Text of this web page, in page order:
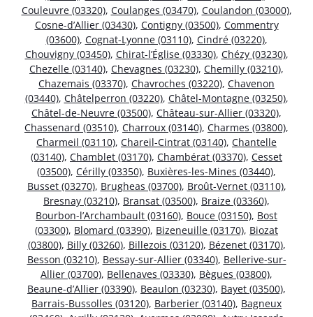
Couleuvre (03320), Coulanges (03470), Coulandon (03000),
Cosne-d’Allier (03430), Contigny (03500), Commentry
(03600), Cognat-Lyonne (03110), Cindré (03220),
Chouvigny (03450), Chirat-l’Église (03330), Chézy (03230),
Chezelle (03140), Chevagnes (03230), Chemilly (03210),
Chazemais (03370), Chavroches (03220), Chavenon
(03440), Châtelperron (03220), Châtel-Montagne (03250),
Châtel-de-Neuvre (03500), Château-sur-Allier (03320),
Chassenard (03510), Charroux (03140), Charmes (03800),
Charmeil (03110), Chareil-Cintrat (03140), Chantelle
(03140), Chamblet (03170), Chambérat (03370), Cesset
(03500), Cérilly (03350), Buxières-les-Mines (03440),
Busset (03270), Brugheas (03700), Broût-Vernet (03110),
Bresnay (03210), Bransat (03500), Braize (03360),
Bourbon-l’Archambault (03160), Bouce (03150), Bost
(03300), Blomard (03390), Bizeneuille (03170), Biozat
(03800), Billy (03260), Billezois (03120), Bézenet (03170),
Besson (03210), Bessay-sur-Allier (03340), Bellerive-sur-
Allier (03700), Bellenaves (03330), Bègues (03800),
Beaune-d’Allier (03390), Beaulon (03230), Bayet (03500),
Barrais-Bussolles (03120), Barberier (03140), Bagneux